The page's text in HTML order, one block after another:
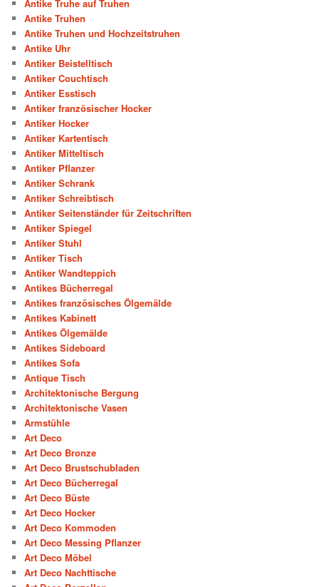
Antike Truhe auf Truhen
Antike Truhen
Antike Truhen und Hochzeitstruhen
Antike Uhr
Antiker Beistelltisch
Antiker Couchtisch
Antiker Esstisch
Antiker französischer Hocker
Antiker Hocker
Antiker Kartentisch
Antiker Mitteltisch
Antiker Pflanzer
Antiker Schrank
Antiker Schreibtisch
Antiker Seitenständer für Zeitschriften
Antiker Spiegel
Antiker Stuhl
Antiker Tisch
Antiker Wandteppich
Antikes Bücherregal
Antikes französisches Ölgemälde
Antikes Kabinett
Antikes Ölgemälde
Antikes Sideboard
Antikes Sofa
Antique Tisch
Architektonische Bergung
Architektonische Vasen
Armstühle
Art Deco
Art Deco Bronze
Art Deco Brustschubladen
Art Deco Bücherregal
Art Deco Büste
Art Deco Hocker
Art Deco Kommoden
Art Deco Messing Pflanzer
Art Deco Möbel
Art Deco Nachttische